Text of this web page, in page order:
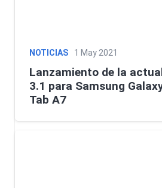
NOTICIAS 1 May 2021
Lanzamiento de la
3.1 para Samsung
Tab A7